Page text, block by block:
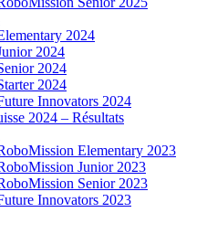
2024
2024
2024
2024
Innovators 2024
2024 – Résultats
Elementary 2023
Junior 2023
Senior 2023
Innovators 2023